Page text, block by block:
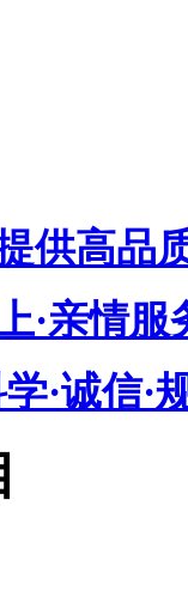
供高品
·亲情服
·诚信·